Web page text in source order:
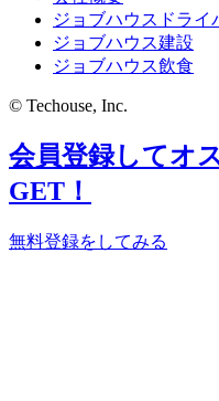
ジョブハウスドライ
ジョブハウス建設
ジョブハウス飲食
© Techouse, Inc.
会員登録してオ
GET！
無料登録をしてみる